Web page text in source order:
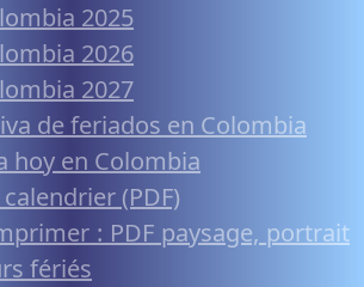
2025
2026
2027
de feriados en Colombia
hoy en Colombia
(PDF)
: PDF paysage, portrait
fériés